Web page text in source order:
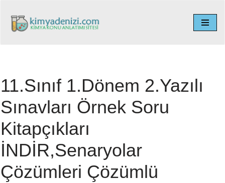
İçeriğe
11.Sınıf 1.Dönem 2.Yazılı
Sınavları Örnek Soru
Kitapçıkları
İNDİR,Senaryolar
Çözümleri Çözümlü